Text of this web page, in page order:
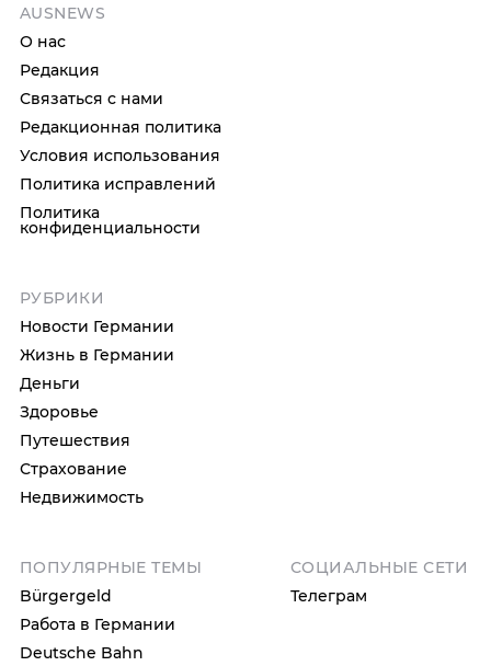
AUSNEWS
О нас
Редакция
Связаться с нами
Редакционная политика
Условия использования
Политика исправлений
Политика
конфиденциальности
РУБРИКИ
Новости Германии
Жизнь в Германии
Деньги
Здоровье
Путешествия
Страхование
Недвижимость
ПОПУЛЯРНЫЕ ТЕМЫ
Bürgergeld
Работа в Германии
Deutsche Bahn
СОЦИАЛЬНЫЕ СЕТИ
Телеграм